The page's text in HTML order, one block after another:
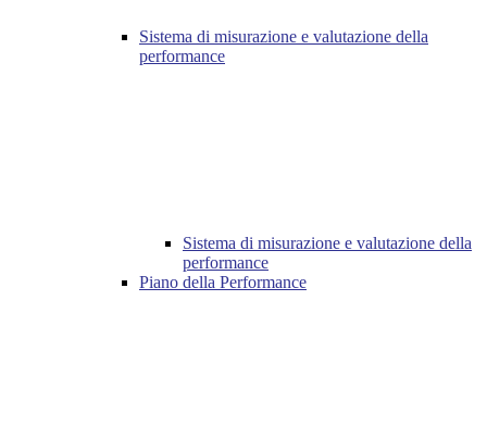
Sistema di misurazione e valutazione della
performance
Sistema di misurazione e valutazione della
performance
Piano della Performance